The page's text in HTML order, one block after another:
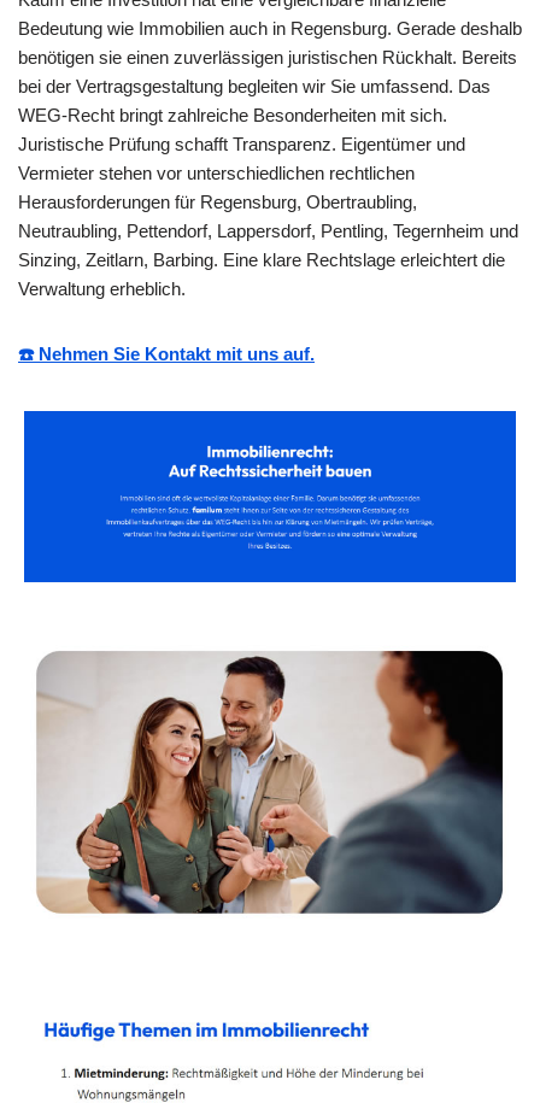
Bedeutung wie Immobilien auch in Regensburg. Gerade deshalb
benötigen sie einen zuverlässigen juristischen Rückhalt. Bereits
bei der Vertragsgestaltung begleiten wir Sie umfassend. Das
WEG-Recht bringt zahlreiche Besonderheiten mit sich.
Juristische Prüfung schafft Transparenz. Eigentümer und
Vermieter stehen vor unterschiedlichen rechtlichen
Herausforderungen für Regensburg, Obertraubling,
Neutraubling, Pettendorf, Lappersdorf, Pentling, Tegernheim und
Sinzing, Zeitlarn, Barbing. Eine klare Rechtslage erleichtert die
Verwaltung erheblich.
☎️ Nehmen Sie Kontakt mit uns auf.